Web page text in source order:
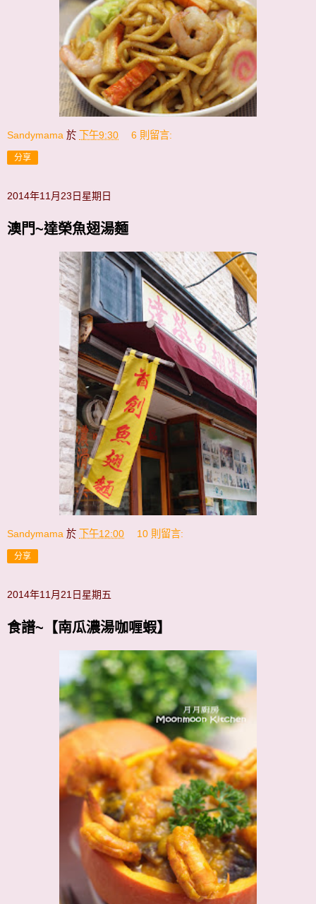
Sandymama 於 下午9:30 6 則留言:
分享
2014年11月23日星期日
澳門~達榮魚翅湯麵
Sandymama 於 下午12:00 10 則留言:
分享
2014年11月21日星期五
食譜~【南瓜濃湯咖喱蝦】